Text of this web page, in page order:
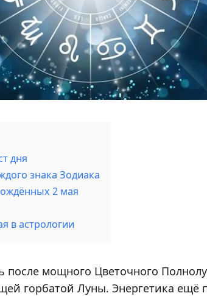
дня
знака Зодиака
2 мая
в астрологии
после мощного Цветочного
горбатой Луны. Энергетика ещё